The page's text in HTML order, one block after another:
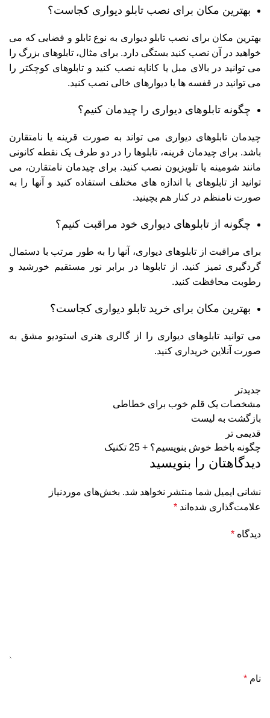
بهترین مکان برای نصب تابلو دیواری کجاست؟
بهترین مکان برای نصب تابلو دیواری به نوع تابلو و فضایی که می
خواهید در آن نصب کنید بستگی دارد. برای مثال، تابلوهای بزرگ را
می توانید در بالای مبل یا کاناپه نصب کنید و تابلوهای کوچکتر را
می توانید در قفسه ها یا دیوارهای خالی نصب کنید.
چگونه تابلوهای دیواری را چیدمان کنیم؟
چیدمان تابلوهای دیواری می تواند به صورت قرینه یا نامتقارن
باشد. برای چیدمان قرینه، تابلوها را در دو طرف یک نقطه کانونی
مانند شومینه یا تلویزیون نصب کنید. برای چیدمان نامتقارن، می
توانید از تابلوهای با اندازه های مختلف استفاده کنید و آنها را به
صورت نامنظم در کنار هم بچینید.
چگونه از تابلوهای دیواری خود مراقبت کنیم؟
برای مراقبت از تابلوهای دیواری، آنها را به طور مرتب با دستمال
گردگیری تمیز کنید. از تابلوها در برابر نور مستقیم خورشید و
رطوبت محافظت کنید.
بهترین مکان برای خرید تابلو دیواری کجاست؟
می توانید تابلوهای دیواری را از گالری هنری استودیو مشق به
صورت آنلاین خریداری کنید.
جدیدتر
مشخصات یک قلم خوب برای خطاطی
بازگشت به لیست
قدیمی تر
چگونه باخط خوش بنویسیم؟ + 25 تکنیک
دیدگاهتان را بنویسید
نشانی ایمیل شما منتشر نخواهد شد. بخش‌های موردنیاز
علامت‌گذاری شده‌اند *
دیدگاه *
نام *